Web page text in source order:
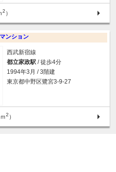
2 ）
ンション
西武新宿線
都立家政駅 / 徒歩4分
1994年3月 / 3階建
東京都中野区鷺宮3-9-27
2 ）